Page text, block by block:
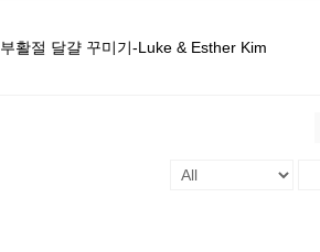
부활절 달걀 꾸미기-Luke & Esther Kim